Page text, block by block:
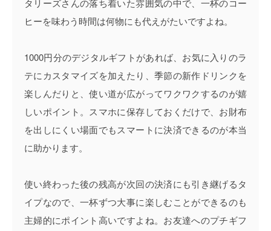
タリーズさんの落ち着いた雰囲気の中で、一杯のコー
ヒーを味わう時間は何物にも代えがたいですよね。
1000円分のデジタルギフトがあれば、お気に入りのラ
テにカスタマイズを加えたり、季節の新作ドリンクを
楽しんだりと、使い道が広がってワクワクするのが嬉
しいポイント。スマホに保存しておくだけで、お財布
を出しにくい場面でもスマートに決済できるのが本当
に助かります。
使い終わった後の残高が次回の決済にも引き継げるタ
イプなので、一杯ずつ大事に楽しむことができるのも
主婦的にポイント高いですよね。お友達へのプチギフ